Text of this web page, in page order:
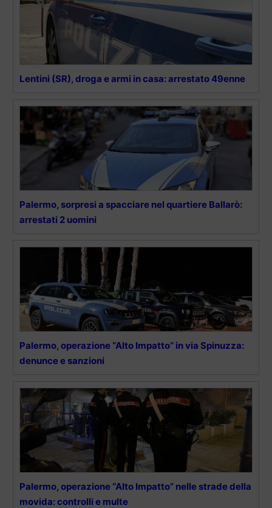
Lentini (SR), droga e armi in casa: arrestato 49enne
Palermo, sorpresi a spacciare nel quartiere Ballarò:
arrestati 2 uomini
Palermo, operazione “Alto Impatto” in via Spinuzza:
denunce e sanzioni
Palermo, operazione “Alto Impatto” nelle strade della
movida: controlli e multe